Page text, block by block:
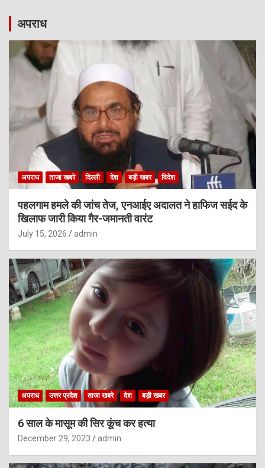
अपराध
अपराध ताजा खबरे दिल्ली देश बड़ी खबर विदेश
पहलगाम हमले की जांच तेज, एनआईए अदालत ने हाफिज सईद के
खिलाफ जारी किया गैर-जमानती वारंट
July 15, 2026 admin
अपराध उत्तर प्रदेश ताजा खबरे देश बड़ी खबर
6 साल के मासूम की सिर कूंच कर हत्या
December 29, 2023 admin